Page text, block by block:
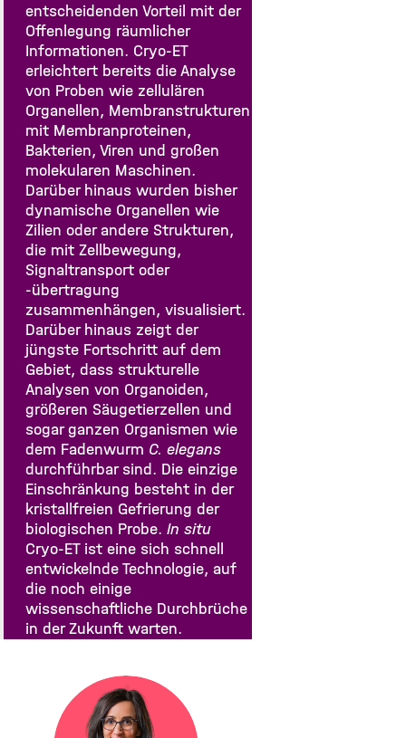
entscheidenden Vorteil mit der
Offenlegung räumlicher
Informationen. Cryo-ET
erleichtert bereits die Analyse
von Proben wie zellulären
Organellen, Membranstrukturen
mit Membranproteinen,
Bakterien, Viren und großen
molekularen Maschinen.
Darüber hinaus wurden bisher
dynamische Organellen wie
Zilien oder andere Strukturen,
die mit Zellbewegung,
Signaltransport oder
-übertragung
zusammenhängen, visualisiert.
Darüber hinaus zeigt der
jüngste Fortschritt auf dem
Gebiet, dass strukturelle
Analysen von Organoiden,
größeren Säugetierzellen und
sogar ganzen Organismen wie
dem Fadenwurm C. elegans
durchführbar sind. Die einzige
Einschränkung besteht in der
kristallfreien Gefrierung der
biologischen Probe. In situ
Cryo-ET ist eine sich schnell
entwickelnde Technologie, auf
die noch einige
wissenschaftliche Durchbrüche
in der Zukunft warten.